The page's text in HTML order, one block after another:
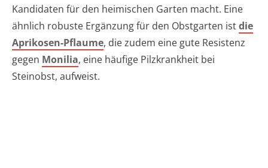
Kandidaten für den heimischen Garten macht. Eine
ähnlich robuste Ergänzung für den Obstgarten istdie
Aprikosen-Pflaume, die zudem eine gute Resistenz
gegen Monilia, eine häufige Pilzkrankheit bei
Steinobst, aufweist.